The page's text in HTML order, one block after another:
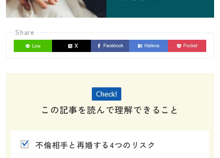
Share
この記事を読んで理解できること
不倫相手と再婚する4つのリスク